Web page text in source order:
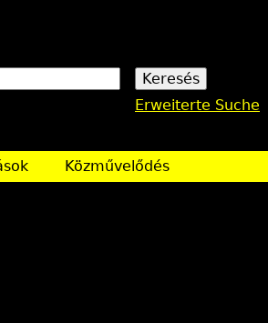
Erweiterte Suche
Közművelődés